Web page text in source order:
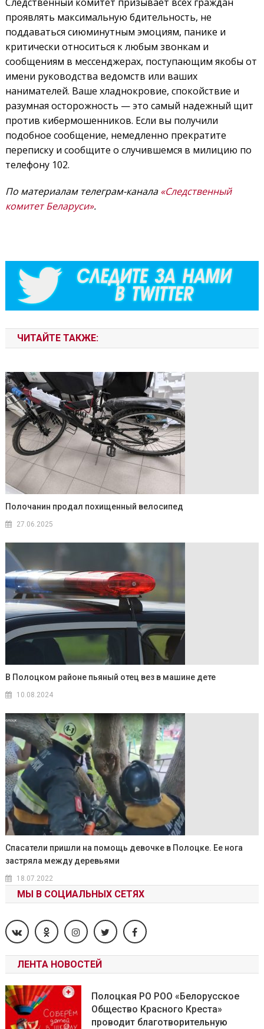
проявлять максимальную бдительность, не
поддаваться сиюминутным эмоциям, панике и
критически относиться к любым звонкам и
сообщениям в мессенджерах, поступающим якобы от
имени руководства ведомств или ваших
нанимателей. Ваше хладнокровие, спокойствие и
разумная осторожность — это самый надежный щит
против кибермошенников. Если вы получили
подобное сообщение, немедленно прекратите
переписку и сообщите о случившемся в милицию по
телефону 102.
По материалам телеграм-канала«Следственный
комитет Беларуси».
ЧИТАЙТЕ ТАКЖЕ:
Полочанин продал похищенный велосипед
27.06.2025
В Полоцком районе пьяный отец вез в машине дете
10.08.2024
Спасатели пришли на помощь девочке в Полоцке. Ее нога
застряла между деревьями
18.07.2022
МЫ В СОЦИАЛЬНЫХ СЕТЯХ
ЛЕНТА НОВОСТЕЙ
Полоцкая РО РОО «Белорусское
Общество Красного Креста»
проводит благотворительную